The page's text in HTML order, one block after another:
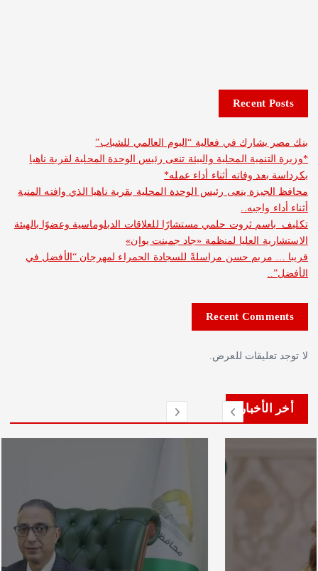
Recent
في فعالية “اليوم العالمي للشباب”
المحلية والبيئة تنعى رئيس الوحدة المحلية لقرية ناهيا
وفاته أثناء أداء عمله*
ينعى رئيس الوحدة المحلية بقرية ناهيا الذي وافته المنية
ثروت حلمي مستشارًا للعلاقات الدبلوماسية وعضوًا بالهيئة
العليا لمنظمة «جاد جمينت يوإن»
حسن مراسلةً للسجادة الحمراء لمهرجان “الأفضل في
Recent
للعرض.